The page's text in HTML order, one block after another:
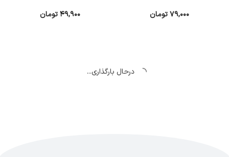
۷۹,۰۰۰ تومان ۴۹,۹۰۰ تومان
درحال بارگذاری...